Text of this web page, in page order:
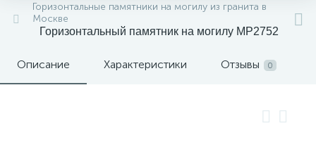
Горизонтальные памятники на могилу из гранита в
Москве
Горизонтальный памятник на могилу MP2752
Описание Характеристики Отзывы 0